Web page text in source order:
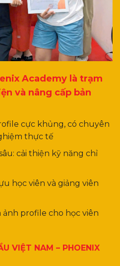
Academy là trạm
và nâng cấp bản
cực khủng, có chuyên
thực tế
cải thiện kỹ năng chỉ
học viên và giảng viên
profile cho học viên
VIỆT NAM – PHOENIX